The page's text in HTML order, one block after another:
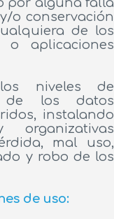
por alguna falla
o conservación
de los
aplicaciones
niveles de
de los datos
instalando
mal uso,
y robo de los
de uso: